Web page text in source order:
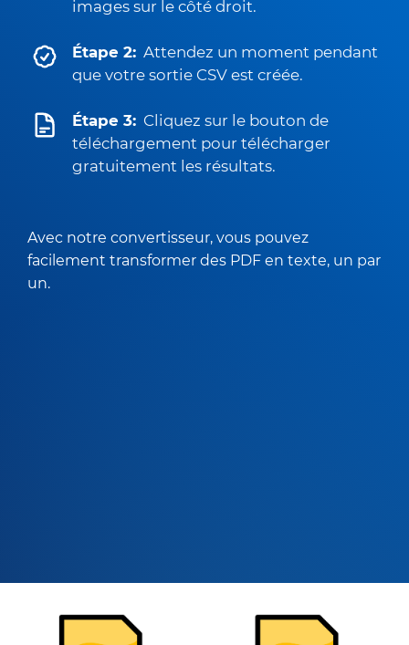
images sur le côté droit.
Étape 2: Attendez un moment pendant
que votre sortie CSV est créée.
Étape 3: Cliquez sur le bouton de
téléchargement pour télécharger
gratuitement les résultats.
Avec notre convertisseur, vous pouvez
facilement transformer des PDF en texte, un par
un.